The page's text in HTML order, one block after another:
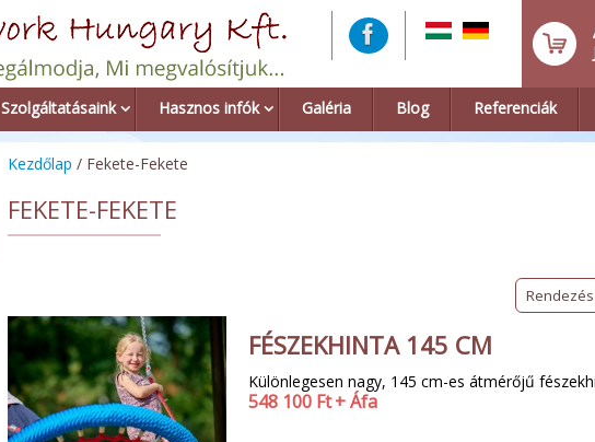
Szolgáltatásaink Hasznos infók Galéria Blog Referenciák
Kezdőlap / Fekete-Fekete
FEKETE-FEKETE
FÉSZEKHINTA 145 CM
Különlegesen nagy, 145 cm-es átmérőjű
548 100 Ft+ Áfa